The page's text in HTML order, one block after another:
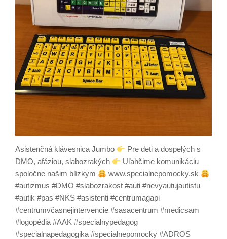
Asistenčná klávesnica Jumbo
Pre deti a dospelých s
DMO, afáziou, slabozrakých
Uľahčime komunikáciu
spoločne našim blízkym
www.specialnepomocky.sk
#autizmus #DMO #slabozrakost #auti #nevyautujautistu
#autik #pas #NKS #asistenti #centrumagapi
#centrumvčasnejintervencie #sasacentrum #medicsam
#logopédia #AAK #specialnypedagog
#specialnapedagogika #specialnepomocky #ADROS